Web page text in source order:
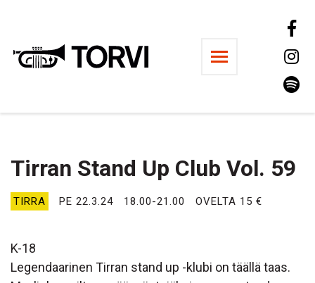
Ravintola Torvi
Tirran Stand Up Club Vol. 59
TIRRA PE 22.3.24 18.00-21.00 OVELTA 15 €
K-18
Legendaarinen Tirran stand up -klubi on täällä taas.